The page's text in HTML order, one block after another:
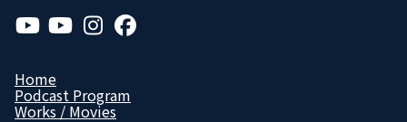
ア
イ
リ
ン
ク
ア
イ
リ
ン
ク
ア
イ
ン
ク
ア
イ
ン
ク
Home
Podcast Program
Works / Movies